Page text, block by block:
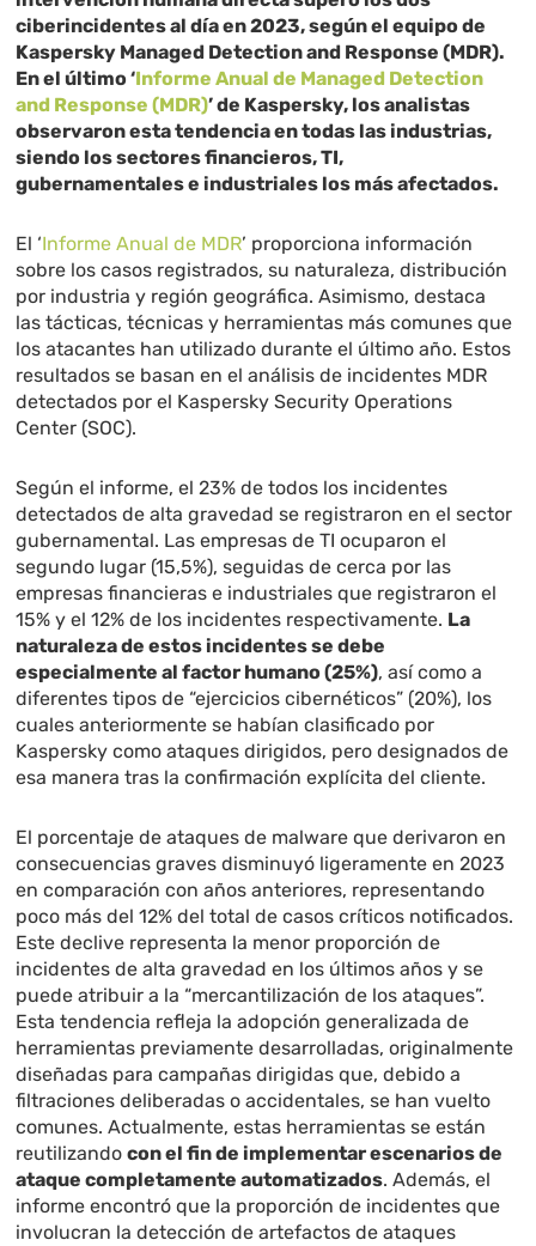
ciberincidentes al día en 2023, según el equipo de
Kaspersky Managed Detection and Response (MDR).
En el último ‘Informe Anual de Managed Detection
and Response (MDR)’ de Kaspersky, los analistas
observaron esta tendencia en todas las industrias,
siendo los sectores financieros, TI,
gubernamentales e industriales los más afectados.
El ‘Informe Anual de MDR’ proporciona información
sobre los casos registrados, su naturaleza, distribución
por industria y región geográfica. Asimismo, destaca
las tácticas, técnicas y herramientas más comunes que
los atacantes han utilizado durante el último año. Estos
resultados se basan en el análisis de incidentes MDR
detectados por el Kaspersky Security Operations
Center (SOC).
Según el informe, el 23% de todos los incidentes
detectados de alta gravedad se registraron en el sector
gubernamental. Las empresas de TI ocuparon el
segundo lugar (15,5%), seguidas de cerca por las
empresas financieras e industriales que registraron el
15% y el 12% de los incidentes respectivamente. La
naturaleza de estos incidentes se debe
especialmente al factor humano (25%), así como a
diferentes tipos de “ejercicios cibernéticos” (20%), los
cuales anteriormente se habían clasificado por
Kaspersky como ataques dirigidos, pero designados de
esa manera tras la confirmación explícita del cliente.
El porcentaje de ataques de malware que derivaron en
consecuencias graves disminuyó ligeramente en 2023
en comparación con años anteriores, representando
poco más del 12% del total de casos críticos notificados.
Este declive representa la menor proporción de
incidentes de alta gravedad en los últimos años y se
puede atribuir a la “mercantilización de los ataques”.
Esta tendencia refleja la adopción generalizada de
herramientas previamente desarrolladas, originalmente
diseñadas para campañas dirigidas que, debido a
filtraciones deliberadas o accidentales, se han vuelto
comunes. Actualmente, estas herramientas se están
reutilizandocon el fin de implementar escenarios de
ataque completamente automatizados. Además, el
informe encontró que la proporción de incidentes que
involucran la detección de artefactos de ataques